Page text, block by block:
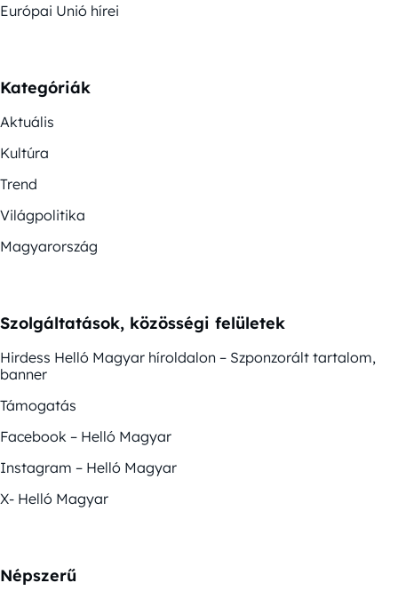
Európai Unió hírei
Kategóriák
Aktuális
Kultúra
Trend
Világpolitika
Magyarország
Szolgáltatások, közösségi felületek
Hirdess Helló Magyar híroldalon – Szponzorált tartalom,
banner
Támogatás
Facebook – Helló Magyar
Instagram – Helló Magyar
X- Helló Magyar
Népszerű